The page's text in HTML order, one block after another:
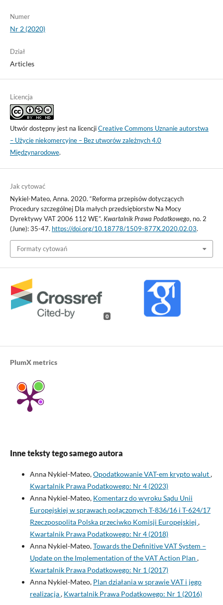
Numer
Nr 2 (2020)
Dział
Articles
Licencja
Utwór dostępny jest na licencjiCreative Commons Uznanie autorstwa
– Użycie niekomercyjne – Bez utworów zależnych 4.0
Międzynarodowe.
Jak cytować
Nykiel-Mateo, Anna. 2020. “Reforma przepisów dotyczących
Procedury szczególnej Dla małych przedsiębiorstw Na Mocy
Dyrektywy VAT 2006 112 WE”. Kwartalnik Prawa Podatkowego, no. 2
(June): 35-47. https://doi.org/10.18778/1509-877X.2020.02.03.
Formaty cytowań
0
PlumX metrics
Inne teksty tego samego autora
Anna Nykiel-Mateo,Opodatkowanie VAT-em krypto walut,
Kwartalnik Prawa Podatkowego: Nr 4 (2023)
Anna Nykiel-Mateo, Komentarz do wyroku Sądu Unii
Europejskiej w sprawach połączonych T-836/16 i T-624/17
Rzeczpospolita Polska przeciwko Komisji Europejskiej ,
Kwartalnik Prawa Podatkowego: Nr 4 (2018)
Anna Nykiel-Mateo,Towards the Definitive VAT System –
Update on the Implementation of the VAT Action Plan ,
Kwartalnik Prawa Podatkowego: Nr 1 (2017)
Anna Nykiel-Mateo, Plan działania w sprawie VAT i jego
realizacja, Kwartalnik Prawa Podatkowego: Nr 1 (2016)